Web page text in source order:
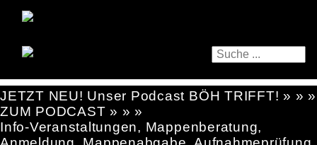
JETZT NEU! Unser Podcast BÖH TRIFFT! » » »
ZUM PODCAST » » »
Info-Veranstaltungen, Mappenberatung,